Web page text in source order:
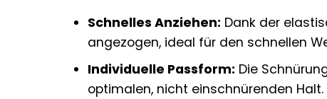
Schnelles Anziehen: Dank der
angezogen, ideal für den schnellen
Individuelle Passform: Die
optimalen, nicht einschnürenden Halt.